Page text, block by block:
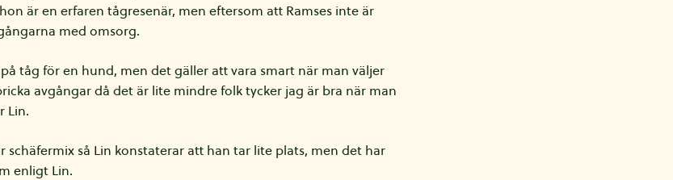
är en erfaren tågresenär, men eftersom att Ramses inte är
med omsorg.
tåg för en hund, men det gäller att vara smart när man väljer
avgångar då det är lite mindre folk tycker jag är bra när man
Lin.
schäfermix så Lin konstaterar att han tar lite plats, men det har
enligt Lin.